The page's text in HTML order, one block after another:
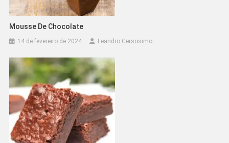
Mousse De Chocolate
14 de fevereiro de 2024 Leandro Cersosimo